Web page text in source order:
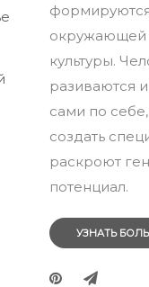
окружающей
культуры.
разиваются
сами по
создать
раскроют
потенциал.
УЗНАТЬ